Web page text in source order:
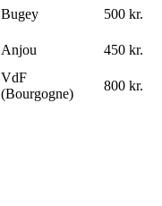
Bugey 500 kr.
Anjou 450 kr.
VdF
(Bourgogne)
800 kr.